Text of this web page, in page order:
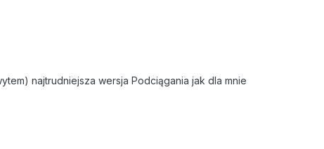
najtrudniejsza wersja Podciągania jak dla mnie